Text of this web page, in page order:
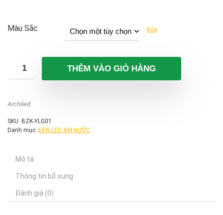
480.000 ₫
550.000 ₫
Màu Sắc Xóa
THÊM VÀO GIỎ HÀNG
Archiled
SKU: BZK-YLG01
Danh mục: ĐÈN LED ÂM NƯỚC
Mô tả
Thông tin bổ sung
Đánh giá (0)